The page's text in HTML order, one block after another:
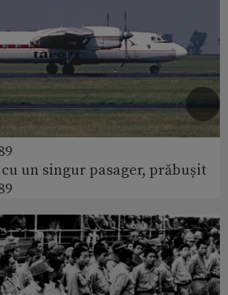
un singur pasager, prăbușit